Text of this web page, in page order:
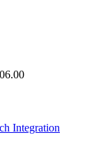
Integration